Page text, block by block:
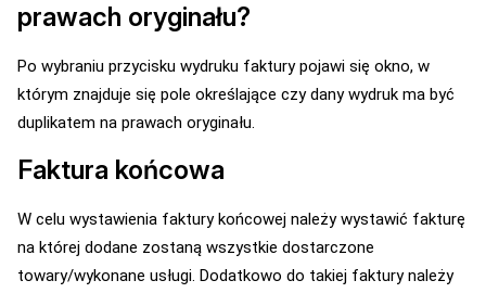
prawach oryginału?
Po wybraniu przycisku wydruku faktury pojawi się okno, w
którym znajduje się pole określające czy dany wydruk ma być
duplikatem na prawach oryginału.
Faktura końcowa
W celu wystawienia faktury końcowej należy wystawić fakturę
na której dodane zostaną wszystkie dostarczone
towary/wykonane usługi. Dodatkowo do takiej faktury należy